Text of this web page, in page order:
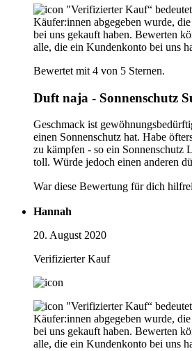
"Verifizierter Kauf“
Käufer:innen abgegeben wurde,
bei uns gekauft haben. Bewerten
alle, die ein Kundenkonto bei uns
Bewertet mit 4 von 5 Sternen.
Duft naja - Sonnenschutz
Geschmack ist
einen Sonnenschutz hat. Habe
zu kämpfen - so ein Sonnenschutz
toll. Würde jedoch einen anderen
War diese Bewertung für dich
Hannah
20. August 2020
Verifizierter Kauf
"Verifizierter Kauf“
Käufer:innen abgegeben wurde,
bei uns gekauft haben. Bewerten
alle, die ein Kundenkonto bei uns